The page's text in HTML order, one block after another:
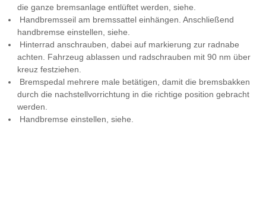
die ganze bremsanlage entlüftet werden, siehe.
Handbremsseil am bremssattel einhängen. Anschließend
handbremse einstellen, siehe.
Hinterrad anschrauben, dabei auf markierung zur radnabe
achten. Fahrzeug ablassen und radschrauben mit 90 nm über
kreuz festziehen.
Bremspedal mehrere male betätigen, damit die bremsbakken
durch die nachstellvorrichtung in die richtige position gebracht
werden.
Handbremse einstellen, siehe.